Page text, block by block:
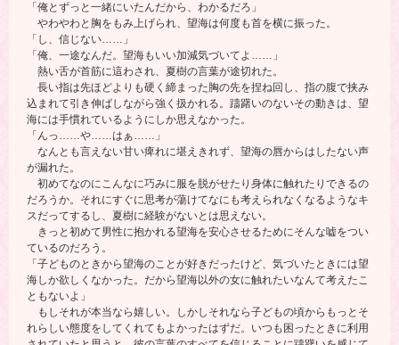
「俺とずっと一緒にいたんだから、わかるだろ」
やわやわと胸をもみ上げられ、望海は何度も首を横に振った。
「し、信じない……」
「俺、一途なんだ。望海もいい加減気づいてよ……」
熱い舌が首筋に這わされ、夏樹の言葉が途切れた。
長い指は先ほどよりも硬く締まった胸の先を捏ね回し、指の腹で挟み
込まれて引き伸ばしながら強く扱かれる。躊躇いのないその動きは、望
海には手慣れているようにしか思えなかった。
「んっ……や……はぁ……」
なんとも言えない甘い痺れに堪えきれず、望海の唇からはしたない声
が漏れた。
初めてなのにこんなに巧みに服を脱がせたり身体に触れたりできるの
だろうか。それにすぐに思考が蕩けてなにも考えられなくなるようなキ
スだってするし、夏樹に経験がないとは思えない。
きっと初めて男性に抱かれる望海を安心させるためにそんな嘘をつい
ているのだろう。
「子どものときから望海のことが好きだったけど、気づいたときには望
海しか欲しくなかった。だから望海以外の女に触れたいなんて考えたこ
ともないよ」
もしそれが本当なら嬉しい。しかしそれなら子どもの頃からもっとそ
れらしい態度をしてくれてもよかったはずだ。いつも困ったときに利用